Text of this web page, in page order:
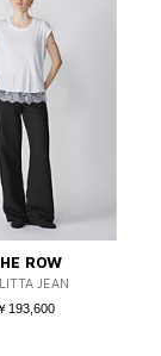
ROW
JEAN
193,600